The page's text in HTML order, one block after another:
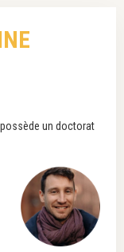
un doctorat